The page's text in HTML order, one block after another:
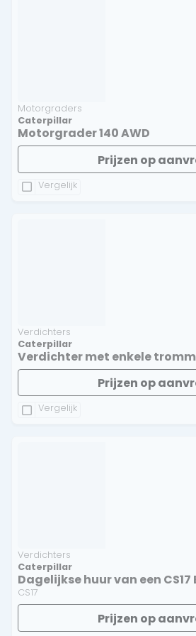
Vergelijk
Motorgraders
Caterpillar
Motorgrader 140 AWD
Prijzen op
Vergelijk
Verdichters
Caterpillar
Verdichter met enkele
Prijzen op
Verdichters
Caterpillar
Dagelijkse huur van een
CS17
Prijzen op